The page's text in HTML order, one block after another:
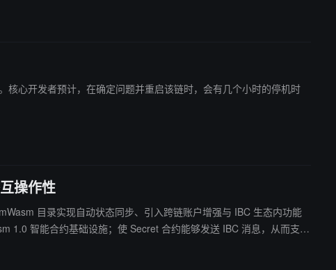
心开发者预计，在确定问题并重启该链时，会有几个小时的停机时
操作性
目录实现自动状态同步、引入跨链账户增强与 IBC 生态内功能